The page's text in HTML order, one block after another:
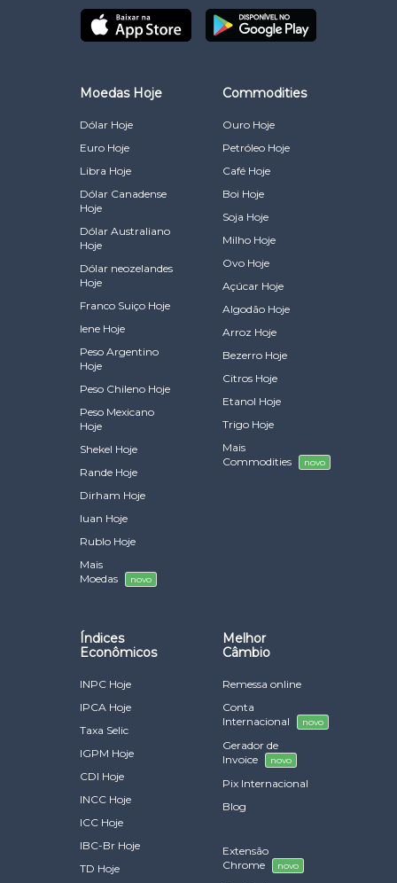
Moedas Hoje
Dólar Hoje
Euro Hoje
Libra Hoje
Dólar Canadense
Hoje
Dólar Australiano
Hoje
Dólar neozelandes
Hoje
Franco Suiço Hoje
Iene Hoje
Peso Argentino
Hoje
Peso Chileno Hoje
Peso Mexicano
Hoje
Shekel Hoje
Rande Hoje
Dirham Hoje
Iuan Hoje
Rublo Hoje
Mais
Moedas
novo
Commodities
Ouro Hoje
Petróleo Hoje
Café Hoje
Boi Hoje
Soja Hoje
Milho Hoje
Ovo Hoje
Açúcar Hoje
Algodão Hoje
Arroz Hoje
Bezerro Hoje
Citros Hoje
Etanol Hoje
Trigo Hoje
Mais
Commodities
novo
Índices
Econômicos
INPC Hoje
IPCA Hoje
Taxa Selic
IGPM Hoje
CDI Hoje
INCC Hoje
ICC Hoje
IBC-Br Hoje
TD Hoje
Melhor
Câmbio
Remessa online
Conta
Internacional
novo
Gerador de
Invoice
novo
Pix Internacional
Blog
Extensão
Chrome
novo